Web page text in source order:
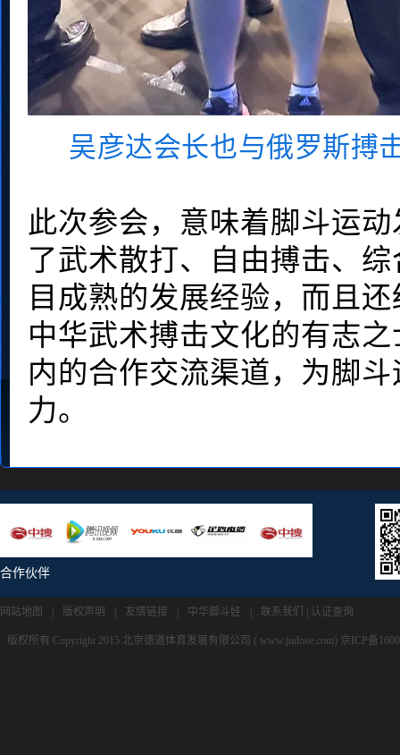
吴彦达会长也与俄罗斯搏
此次参会，意味着脚斗运
了武术散打、自由搏击、
目成熟的发展经验，而且
中华武术搏击文化的有志
内的合作交流渠道，为脚
力。
合作伙伴
网站地图 版权声明 友情链接 中华脚斗娃 联系我们 认证查询
版权所有 Copyright 2015 北京德道体育发展有限公司 ( www.judose.com) 京ICP备